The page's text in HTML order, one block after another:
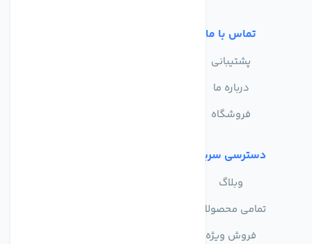
تماس با ما
پشتیبانی
درباره ما
فروشگاه
دسترسی سریع
وبلاگ
تمامی محصولات
فروش ویژه